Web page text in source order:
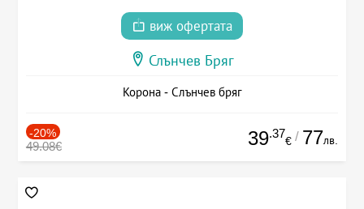
виж офертата
Слънчев Бряг
Корона - Слънчев бряг
-20%
49.08€ 39.37
€ / 77лв.